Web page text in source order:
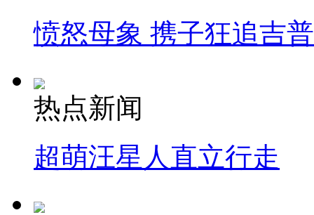
愤怒母象 携子狂追吉
热点新闻
超萌汪星人直立行走